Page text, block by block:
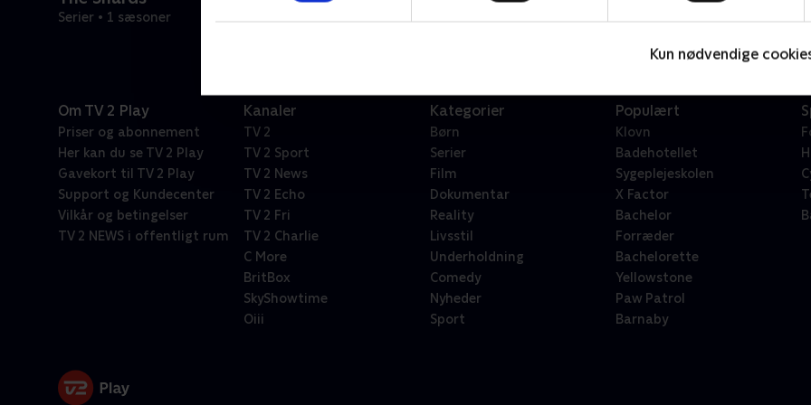
Kun nødvendige
Serier • 1 sæsoner
Om TV 2 Play
Priser og abonnement
Her kan du se TV 2 Play
Gavekort til TV 2 Play
Support og Kundecenter
Vilkår og betingelser
TV 2 NEWS i offentligt rum
Kanaler
TV 2
TV 2 Sport
TV 2 News
TV 2 Echo
TV 2 Fri
TV 2 Charlie
C More
BritBox
SkyShowtime
Oiii
Kategorier
Børn
Serier
Film
Dokumentar
Reality
Livsstil
Underholdning
Comedy
Nyheder
Sport
Populært
Klovn
Badehotellet
Sygeplejeskolen
X Factor
Bachelor
Forræder
Bachelorette
Yellowstone
Paw Patrol
Barnaby